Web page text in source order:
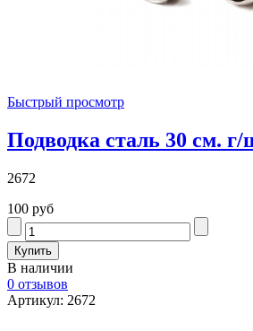
Быстрый просмотр
Подводка сталь 30 см. г/
2672
100 руб
В наличии
0 отзывов
Артикул: 2672